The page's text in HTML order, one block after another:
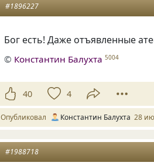
#1896227
Бог есть! Даже отъявленные
© Константин Балухта 5004
40 4
Опубликовал Константин Балухта 28
#1988718